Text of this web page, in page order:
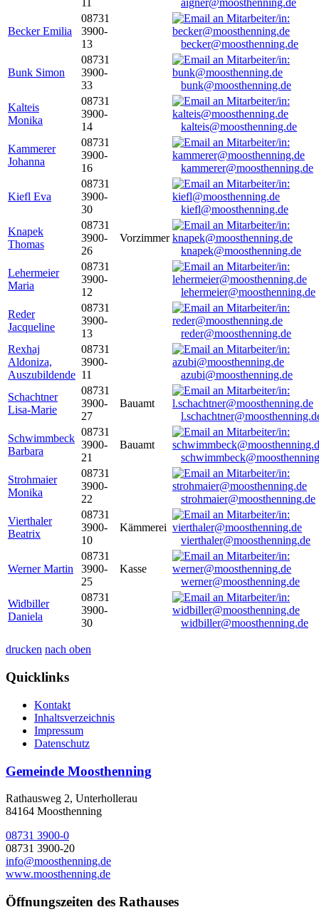
aigner@moosthenning.de
Becker Emilia
08731
3900-
13
becker@moosthenning.de
Bunk Simon
08731
3900-
33
bunk@moosthenning.de
Kalteis
Monika
08731
3900-
14
kalteis@moosthenning.de
Kammerer
Johanna
08731
3900-
16
kammerer@moosthenning.de
Kiefl Eva
08731
3900-
30
kiefl@moosthenning.de
Knapek
Thomas
08731
3900-
26
Vorzimmer
knapek@moosthenning.de
Lehermeier
Maria
08731
3900-
12
lehermeier@moosthenning.de
Reder
Jacqueline
08731
3900-
13
reder@moosthenning.de
Rexhaj
Aldoniza,
Auszubildende
08731
3900-
11
azubi@moosthenning.de
Schachtner
Lisa-Marie
08731
3900-
27
Bauamt
Schwimmbeck
Barbara
08731
3900-
21
Bauamt
Strohmaier
Monika
08731
3900-
22
strohmaier@moosthenning.de
Vierthaler
Beatrix
08731
3900-
10
Kämmerei
vierthaler@moosthenning.de
Werner Martin
08731
3900-
25
Kasse
werner@moosthenning.de
Widbiller
Daniela
08731
3900-
30
widbiller@moosthenning.de
drucken nach oben
Quicklinks
Kontakt
Inhaltsverzeichnis
Impressum
Datenschutz
Gemeinde Moosthenning
Rathausweg 2, Unterhollerau
84164 Moosthenning
08731 3900-0
08731 3900-20
info@moosthenning.de
www.moosthenning.de
Öffnungszeiten des Rathauses